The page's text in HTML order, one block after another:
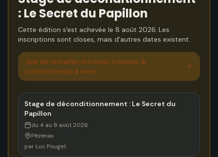
: Le Secret du Papillon
Cette édition s'est achevée le 8 août 2026. Les
inscriptions sont closes, mais d'autres dates existent.
Voir les retraites retraites intenses &
confrontantes à venir
Stage de déconditionnement : Le Secret du
Papillon
du 4 au 8 août 2026
Pézenas
par Luc Pouget